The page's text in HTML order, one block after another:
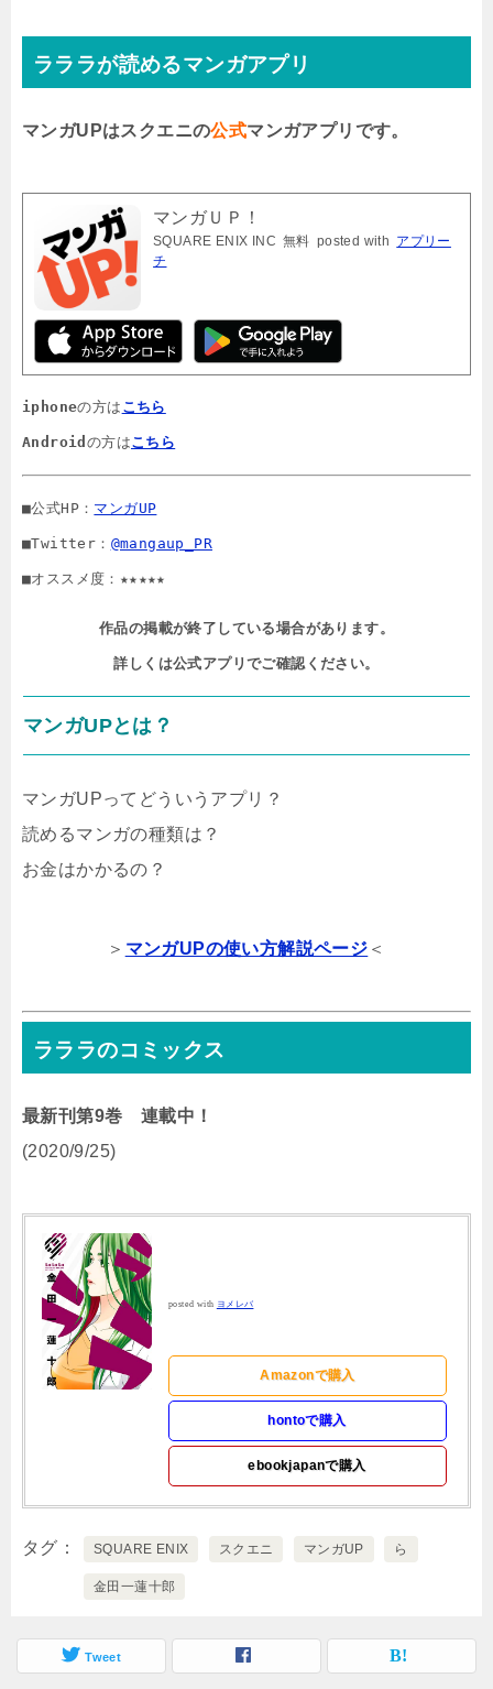
ラララが読めるマンガアプリ
マンガUPはスクエニの公式マンガアプリです。
マンガＵＰ！
SQUARE ENIX INC 無料 posted with アプリー
チ
iphoneの方は こちら
Android の方はこちら
■公式HP： マンガUP
■Twitter： @mangaup_PR
■オススメ度：★★★★★
作品の掲載が終了している場合があります。
詳しくは公式アプリでご確認ください。
マンガUPとは？
マンガUPってどういうアプリ？
読めるマンガの種類は？
お金はかかるの？
＞ マンガUPの使い方解説ページ ＜
ラララのコミックス
最新刊第9巻 連載中！
(2020/9/25)
posted with ヨメレバ
Amazonで購入
hontoで購入
ebookjapanで購入
タグ SQUARE ENIX スクエニ マンガUP ら
金田一蓮十郎
Tweet